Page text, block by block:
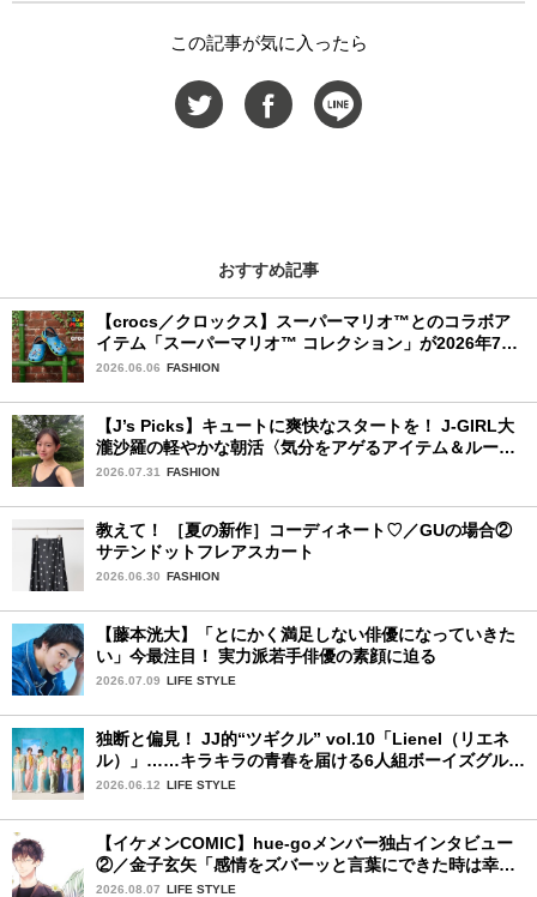
この記事が気に入ったら
おすすめ記事
【crocs／クロックス】スーパーマリオ™とのコラボア
イテム「スーパーマリオ™ コレクション」が2026年7月
16日より発売開始！
2026.06.06 FASHION
【J’s Picks】キュートに爽快なスタートを！ J-GIRL大
瀧沙羅の軽やかな朝活〈気分をアゲるアイテム＆ルーテ
ィーン〉
2026.07.31 FASHION
教えて！ ［夏の新作］コーディネート♡／GUの場合②
サテンドットフレアスカート
2026.06.30 FASHION
【藤本洸大】「とにかく満足しない俳優になっていきた
い」今最注目！ 実力派若手俳優の素顔に迫る
2026.07.09 LIFE STYLE
独断と偏見！ JJ的“ツギクル” vol.10「Lienel（リエネ
ル）」……キラキラの青春を届ける6人組ボーイズグルー
プ
2026.06.12 LIFE STYLE
【イケメンCOMIC】hue-goメンバー独占インタビュー
②／金子玄矢「感情をズバーッと言葉にできた時は幸
せ〜」
2026.08.07 LIFE STYLE